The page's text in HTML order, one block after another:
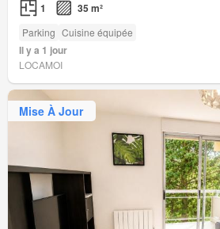
1 35 m²
Parking Cuisine équipée
Il y a 1 jour
LOCAMOI
Mise À Jour